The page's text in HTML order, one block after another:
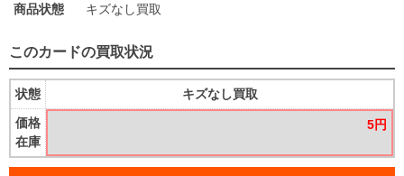
商品状態
キズなし買取
このカードの買取状況
状態
価格
在庫
キズなし買取
5円